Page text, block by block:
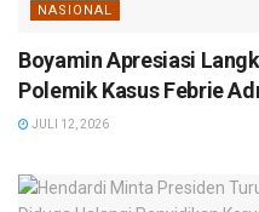
NASIONAL
Boyamin Apresiasi
Polemik Kasus Febrie
JULI 12, 2026